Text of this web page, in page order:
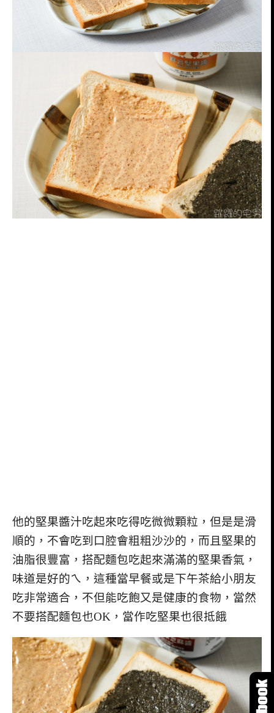
他的堅果醬汁吃起來吃得吃微微顆粒，但是是滑
順的，不會吃到口腔會粗粗沙沙的，而且堅果的
油脂很豐富，搭配麵包吃起來滿滿的堅果香氣，
味道是好的ㄟ，這種當早餐或是下午茶給小朋友
吃非常適合，不但能吃飽又是健康的食物，當然
不要搭配麵包也OK，當作吃堅果也很抵餓